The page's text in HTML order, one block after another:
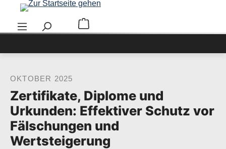
Zum Hauptinhalt springen
Warenkorb enthält 0 Positionen. Der
OKTOBER 2025
Zertifikate, Diplome und
Urkunden: Effektiver Schutz vor
Fälschungen und
Wertsteigerung